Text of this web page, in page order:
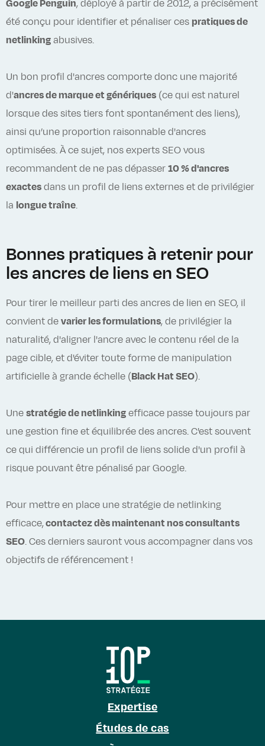
Google Penguin, déployé à partir de 2012, a précisément
été conçu pour identifier et pénaliser ces pratiques de
netlinking abusives.
Un bon profil d'ancres comporte donc une majorité
d'ancres de marque et génériques (ce qui est naturel
lorsque des sites tiers font spontanément des liens),
ainsi qu’une proportion raisonnable d'ancres
optimisées. À ce sujet, nos experts SEO vous
recommandent de ne pas dépasser 10 % d'ancres
exactes dans un profil de liens externes et de privilégier
la longue traîne.
Bonnes pratiques à retenir pour
les ancres de liens en SEO
Pour tirer le meilleur parti des ancres de lien en SEO, il
convient de varier les formulations, de privilégier la
naturalité, d'aligner l'ancre avec le contenu réel de la
page cible, et d'éviter toute forme de manipulation
artificielle à grande échelle (Black Hat SEO).
Une stratégie de netlinking efficace passe toujours par
une gestion fine et équilibrée des ancres. C'est souvent
ce qui différencie un profil de liens solide d'un profil à
risque pouvant être pénalisé par Google.
Pour mettre en place une stratégie de netlinking
efficace,contactez dès maintenant nos consultants
SEO. Ces derniers sauront vous accompagner dans vos
objectifs de référencement !
Expertise
Études de cas